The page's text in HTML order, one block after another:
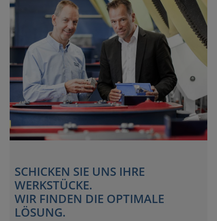
SCHICKEN SIE UNS IHRE
WERKSTÜCKE.
WIR FINDEN DIE OPTIMALE
LÖSUNG.